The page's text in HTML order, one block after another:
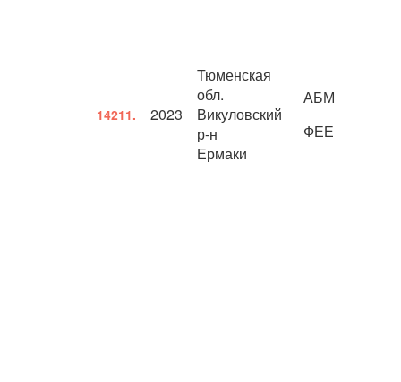
14211. 2023
Тюменская
обл.
Викуловский
р-н
Ермаки
АБМ
ФЕЕ